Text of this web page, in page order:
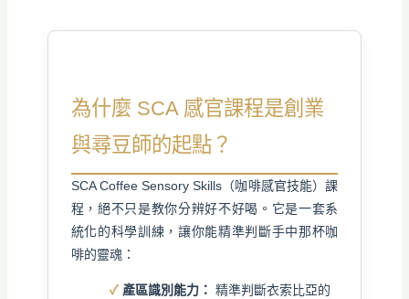
為什麼 SCA 感官課程是創業
與尋豆師的起點？
SCA Coffee Sensory Skills（咖啡感官技能）課
程，絕不只是教你分辨好不好喝。它是一套系
統化的科學訓練，讓你能精準判斷手中那杯咖
啡的靈魂：
產區識別能力： 精準判斷衣索比亞的